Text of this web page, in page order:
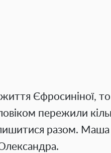
Єфросиніної,
пережили
разом. Маша